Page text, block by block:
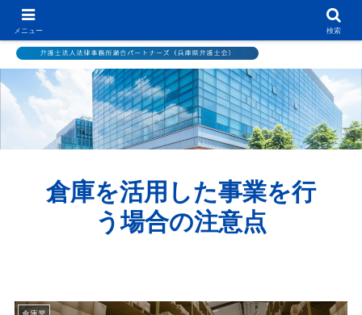
倉庫を活用した事業を行
う場合の注意点
メニュー 検索